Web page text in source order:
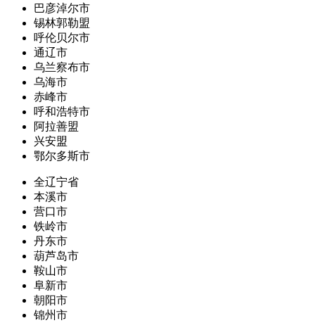
巴彦淖尔市
锡林郭勒盟
呼伦贝尔市
通辽市
乌兰察布市
乌海市
赤峰市
呼和浩特市
阿拉善盟
兴安盟
鄂尔多斯市
全辽宁省
本溪市
营口市
铁岭市
丹东市
葫芦岛市
鞍山市
阜新市
朝阳市
锦州市